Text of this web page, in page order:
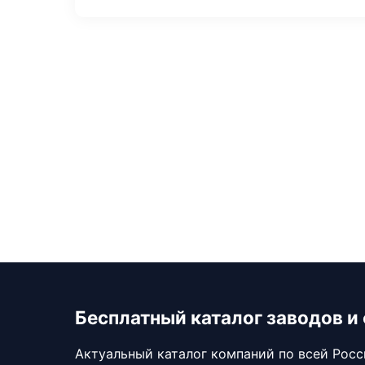
Бесплатный каталог заводов
Актуальный каталог компаний по всей